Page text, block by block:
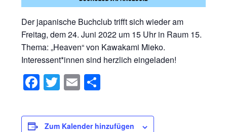
Der japanische Buchclub trifft sich wieder am
Freitag, dem 24. Juni 2022 um 15 Uhr in Raum 15.
Thema: „Heaven“ von Kawakami Mieko.
Interessent*innen sind herzlich eingeladen!
Facebook
Twitter
Email
Zum Kalender hinzufügen